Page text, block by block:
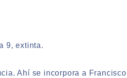
9, extinta.
Ahí se incorpora a Francisco